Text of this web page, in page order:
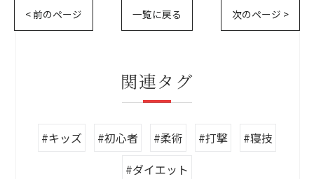
< 前のページ 一覧に戻る 次のページ >
関連タグ
#キッズ #初心者 #柔術 #打撃
#寝技
#ダイエット